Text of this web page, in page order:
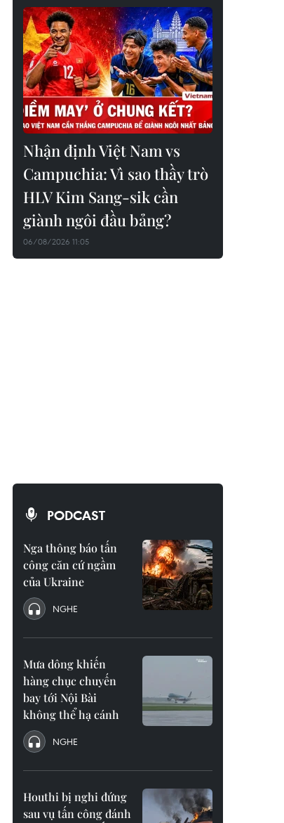
Nhận định Việt Nam vs
Campuchia: Vì sao thầy trò
HLV Kim Sang-sik cần
giành ngôi đầu bảng?
06/08/2026 11:05
PODCAST
Nga thông báo tấn
công căn cứ ngầm
của Ukraine
NGHE
Mưa dông khiến
hàng chục chuyến
bay tới Nội Bài
không thể hạ cánh
NGHE
Houthi bị nghi đứng
sau vụ tấn công đánh